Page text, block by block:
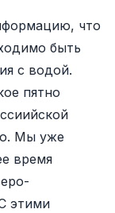
что
быть
с водой.
пятно
Мы уже
время
этими